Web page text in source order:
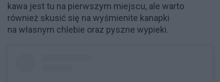
kawa jest tu na pierwszym miejscu, ale warto
również skusić się na wyśmienite kanapki
na własnym chlebie oraz pyszne wypieki.